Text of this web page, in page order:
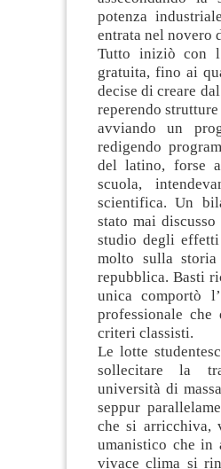
potenza
entrata nel novero
Tutto iniziò con
gratuita, fino ai
decise di creare
reperendo
avviando un
redigendo
del latino, forse
scuola,
scientifica. Un
stato mai
studio degli
molto sulla storia
repubblica. Basti
unica comportò
professionale
criteri classisti.
Le lotte
sollecitare la
università di
seppur
che si arricchiva,
umanistico che in
vivace clima si